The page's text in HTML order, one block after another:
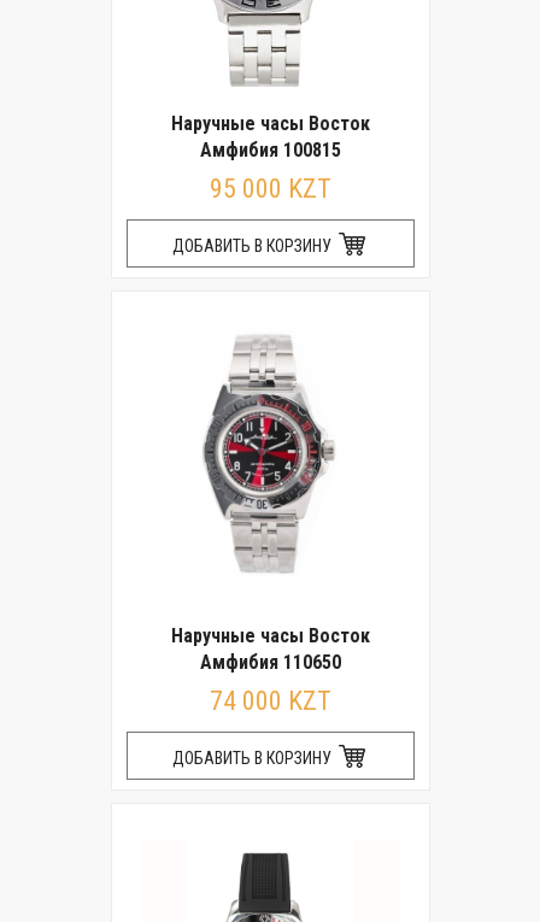
Наручные часы Восток
Амфибия 100815
95 000 KZT
ДОБАВИТЬ В КОРЗИНУ
Наручные часы Восток
Амфибия 110650
74 000 KZT
ДОБАВИТЬ В КОРЗИНУ